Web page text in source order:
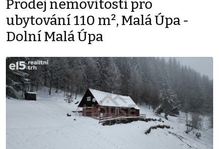
Prodej nemovitosti pro
ubytování 110 m², Malá Úpa -
Dolní Malá Úpa